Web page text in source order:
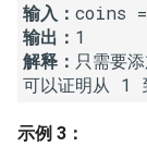
17. 打印从 1 到
18. 删除链表的
19. 正则表达式匹
15. 字符串中的
16. 不含重复字
符串
17. 含有所有字
2.7. 链表相交
2.8. 环路检测
3.1. 三合一
输入：
输出：
解释： 只需要
可以证明从 1
示例 3：